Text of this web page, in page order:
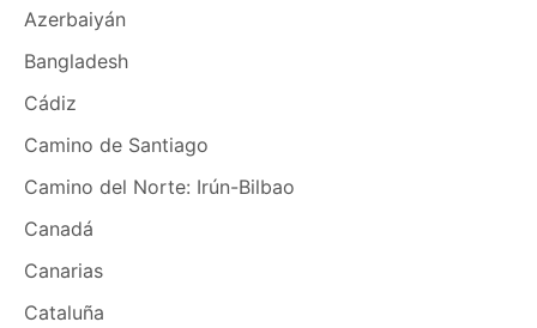
Azerbaiyán
Bangladesh
Cádiz
Camino de Santiago
Camino del Norte: Irún-Bilbao
Canadá
Canarias
Cataluña